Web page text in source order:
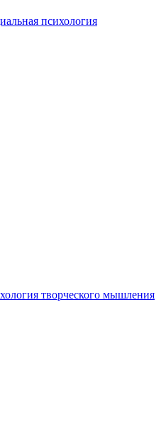
психология
творческого мышления